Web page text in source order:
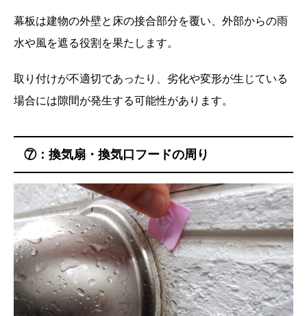
幕板は建物の外壁と床の接合部分を覆い、外部からの雨
水や風を遮る役割を果たします。
取り付けが不適切であったり、劣化や変形が生じている
場合には隙間が発生する可能性があります。
⑦：換気扇・換気口フードの周り